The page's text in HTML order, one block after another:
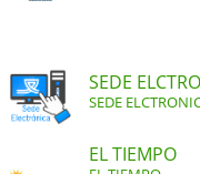
SEDE
SEDE
EL TIEMPO